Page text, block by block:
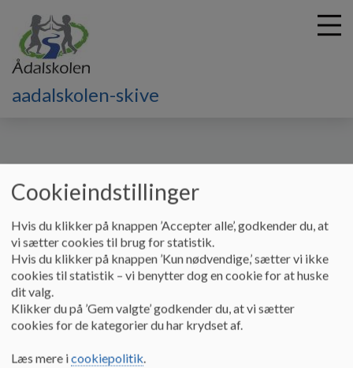
aadalskolen-skive
Cookieindstillinger
Hvis du klikker på knappen ’Accepter alle’, godkender du, at
vi sætter cookies til brug for statistik.
Hvis du klikker på knappen ’Kun nødvendige,’ sætter vi ikke
cookies til statistik – vi benytter dog en cookie for at huske
dit valg.
Klikker du på ’Gem valgte’ godkender du, at vi sætter
cookies for de kategorier du har krydset af.
Læs mere icookiepolitik.